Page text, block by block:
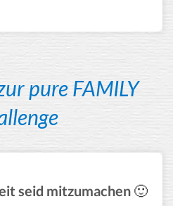
pure FAMILY
seid mitzumachen 🙂